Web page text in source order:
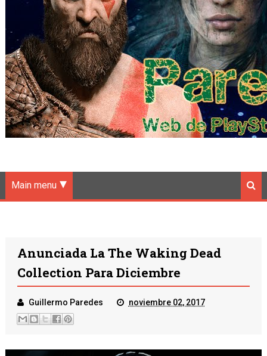
Main menu
Anunciada La The Waking Dead
Collection Para Diciembre
Guillermo Paredes noviembre 02, 2017